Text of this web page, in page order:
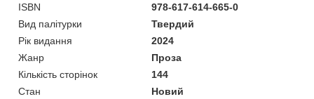
ISBN
978-617-614-665-0
Вид палітурки
Твердий
Рік видання
2024
Жанр
Проза
Кількість сторінок
144
Стан
Новий